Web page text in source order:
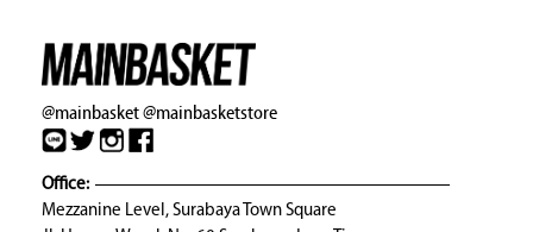
@mainbasket@mainbasketstore
Office:
Mezzanine Level, Surabaya Town Square